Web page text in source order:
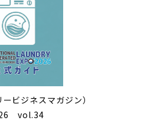
ビジネスマガジン）
vol.34